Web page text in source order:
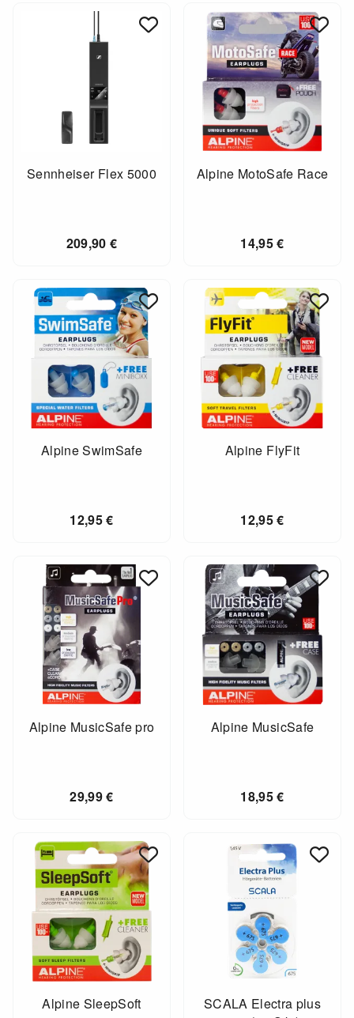
Sennheiser Flex 5000
209,90€
Alpine MotoSafe Race
14,95€
Alpine SwimSafe
12,95€
Alpine FlyFit
12,95€
Alpine MusicSafe pro
29,99€
Alpine MusicSafe
18,95€
Alpine SleepSoft
SCALA Electra plus